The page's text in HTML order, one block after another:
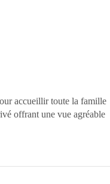
accueillir toute la famille
offrant une vue agréable